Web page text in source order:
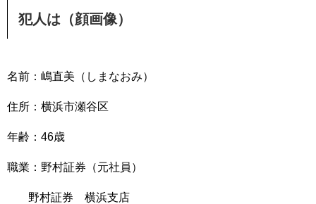
犯人は（顔画像）
名前：嶋直美（しまなおみ）
住所：横浜市瀬谷区
年齢：46歳
職業：野村証券（元社員）
野村証券 横浜支店